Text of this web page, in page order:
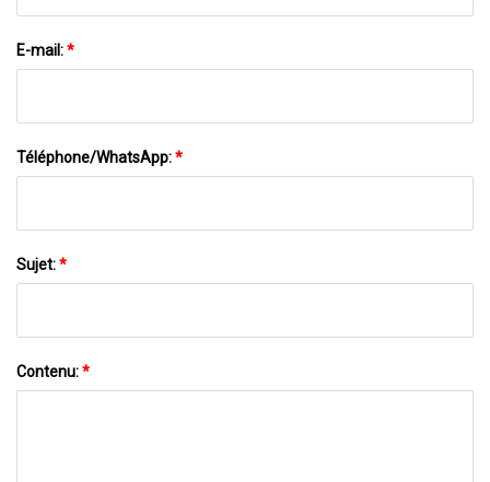
E-mail:*
Téléphone/WhatsApp:*
Sujet:*
Contenu:*